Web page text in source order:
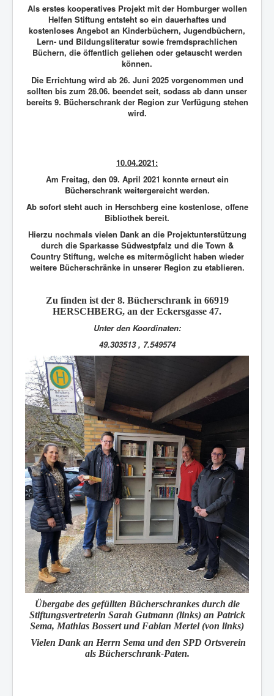
Als erstes kooperatives Projekt mit der Homburger wollen
Helfen Stiftung entsteht so ein dauerhaftes und
kostenloses Angebot an Kinderbüchern, Jugendbüchern,
Lern- und Bildungsliteratur sowie fremdsprachlichen
Büchern, die öffentlich geliehen oder getauscht werden
können.
Die Errichtung wird ab 26. Juni 2025 vorgenommen und
sollten bis zum 28.06. beendet seit, sodass ab dann unser
bereits 9. Bücherschrank der Region zur Verfügung stehen
wird.
10.04.2021:
Am Freitag, den 09. April 2021 konnte erneut ein
Bücherschrank weitergereicht werden.
Ab sofort steht auch in Herschberg eine kostenlose, offene
Bibliothek bereit.
Hierzu nochmals vielen Dank an die Projektunterstützung
durch die Sparkasse Südwestpfalz und die Town &
Country Stiftung, welche es mitermöglicht haben wieder
weitere Bücherschränke in unserer Region zu etablieren.
Zu finden ist der 8. Bücherschrankin 66919
HERSCHBERG, an der Eckersgasse 47.
Unter den Koordinaten:
49.303513 , 7.549574
Übergabe des gefüllten Bücherschrankes durch die
Stiftungsvertreterin Sarah Gutmann (links) an Patrick
Sema, Mathias Bossert und Fabian Mertel (von links)
Vielen Dank an Herrn Sema und den SPD Ortsverein
als Bücherschrank-Paten.